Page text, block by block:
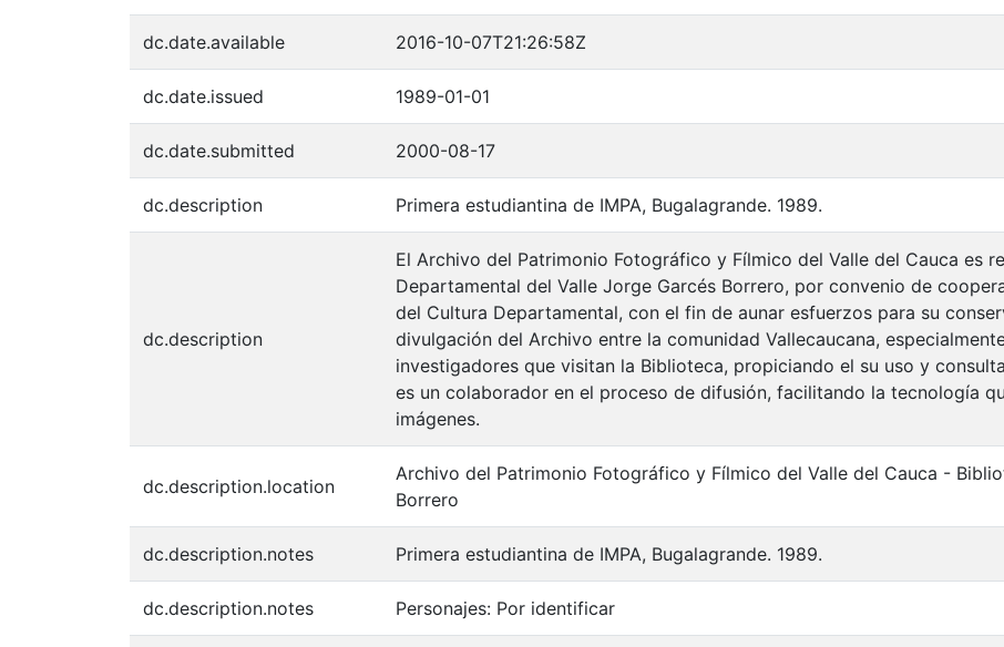
dc.date.available 2016-10-07T21:26:58Z
dc.date.issued 1989-01-01
dc.date.submitted 2000-08-17
dc.description Primera estudiantina de IMPA, Bugalagrande. 1989.
dc.description
El Archivo del Patrimonio Fotográfico y Fílmico del Valle del Cauca es
Departamental del Valle Jorge Garcés Borrero, por convenio de
del Cultura Departamental, con el fin de aunar esfuerzos para su
divulgación del Archivo entre la comunidad Vallecaucana,
investigadores que visitan la Biblioteca, propiciando el su uso y
es un colaborador en el proceso de difusión, facilitando la tecnología
imágenes.
dc.description.location
Archivo del Patrimonio Fotográfico y Fílmico del Valle del Cauca -
Borrero
dc.description.notes Primera estudiantina de IMPA, Bugalagrande. 1989.
dc.description.notes Personajes: Por identificar